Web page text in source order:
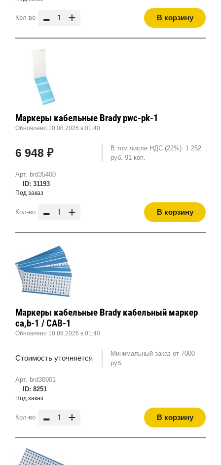
Кол-во - + В корзину
Арт. brd35400
ID: 31193
Маркеры кабельные Brady pwc-pk-1
Обновлено 10.08.2026 в 01:40
6 948 ₽
В том числе НДС (22%): 1 252
руб. 91 коп.
Под заказ
Кол-во - + В корзину
Арт. brd30901
ID: 8251
Маркеры кабельные Brady кабельный маркер
ca,b-1 / CAB-1
Обновлено 10.08.2026 в 01:40
Стоимость уточняется
Минимальный заказ от 7000
руб.
Под заказ
Кол-во - + В корзину